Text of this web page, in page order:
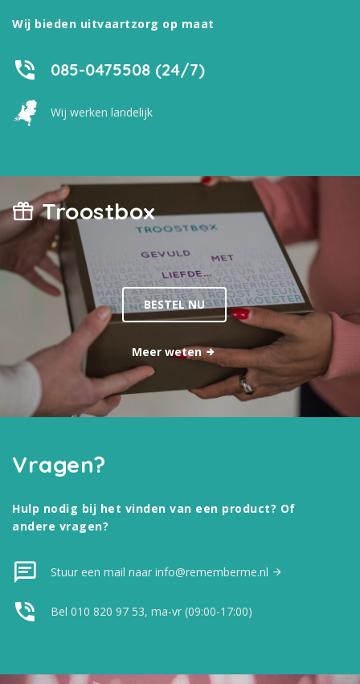
Wij bieden uitvaartzorg op maat
085-0475508 (24/7)
Wij werken landelijk
Troostbox
BESTEL NU
Meer weten
Vragen?
Hulp nodig bij het vinden van een product? Of
andere vragen?
Stuur een mail naar info@rememberme.nl
Bel 010 820 97 53, ma-vr (09:00-17:00)